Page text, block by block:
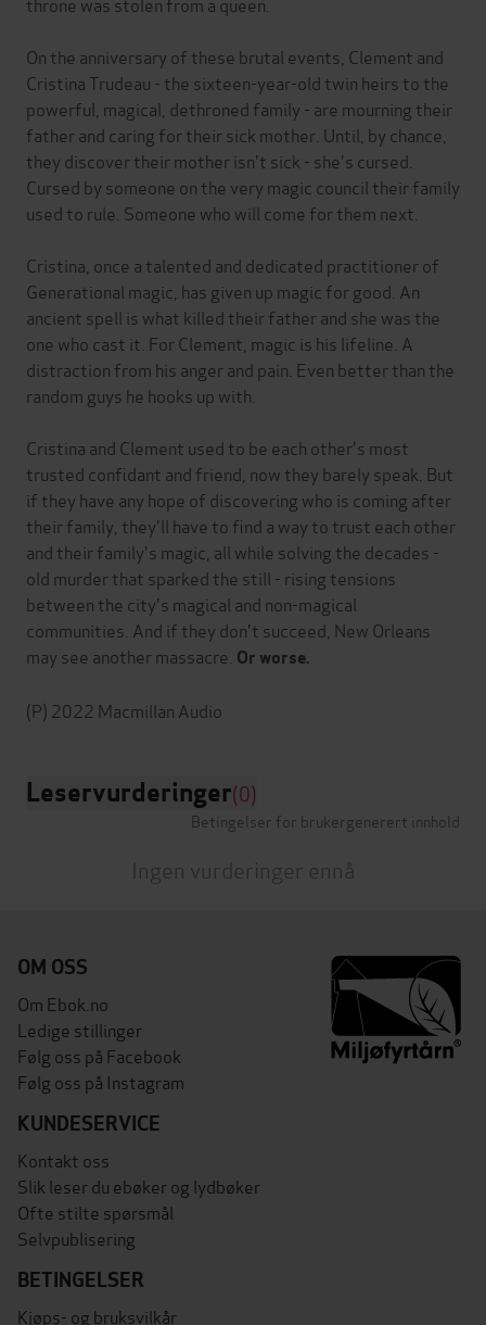
On the anniversary of these brutal events, Clement and
Cristina Trudeau - the sixteen-year-old twin heirs to the
powerful, magical, dethroned family - are mourning their
father and caring for their sick mother. Until, by chance,
they discover their mother isn't sick - she's cursed.
Cursed by someone on the very magic council their family
used to rule. Someone who will come for them next.
Cristina, once a talented and dedicated practitioner of
Generational magic, has given up magic for good. An
ancient spell is what killed their father and she was the
one who cast it. For Clement, magic is his lifeline. A
distraction from his anger and pain. Even better than the
random guys he hooks up with.
Cristina and Clement used to be each other's most
trusted confidant and friend, now they barely speak. But
if they have any hope of discovering who is coming after
their family, they'll have to find a way to trust each other
and their family's magic, all while solving the decades -
old murder that sparked the still - rising tensions
between the city's magical and non-magical
communities. And if they don't succeed, New Orleans
may see another massacre. Or worse.
Leservurderinger(0)
Betingelser for brukergenerert innhold
Ingen vurderinger ennå
OM OSS
Om Ebok.no
Ledige stillinger
Følg oss på Facebook
Følg oss på Instagram
KUNDESERVICE
Kontakt oss
Slik leser du ebøker og lydbøker
Ofte stilte spørsmål
Selvpublisering
BETINGELSER
Kjøps- og bruksvilkår